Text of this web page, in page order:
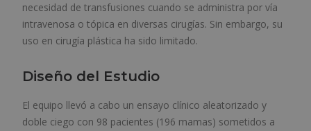
necesidad de transfusiones cuando se administra por vía
intravenosa o tópica en diversas cirugías. Sin embargo, su
uso en cirugía plástica ha sido limitado.
Diseño del Estudio
El equipo llevó a cabo un ensayo clínico aleatorizado y
doble ciego con 98 pacientes (196 mamas) sometidos a